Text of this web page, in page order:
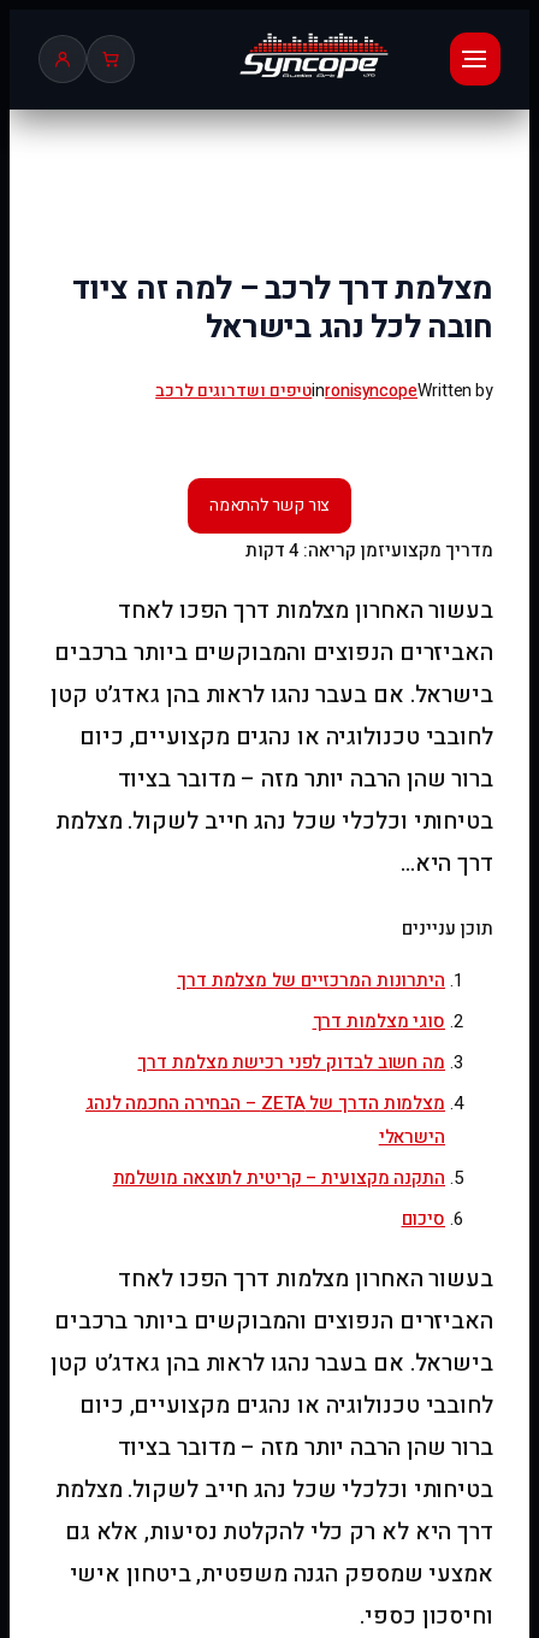
לדלג
מצלמת דרך לרכב – למה זה ציוד
חובה לכל נהג בישראל
Written by
ronisyncope
inטיפים ושדרוגים לרכב
מדריך מקצועיזמן קריאה: 4 דקות
בעשור האחרון מצלמות דרך הפכו לאחד
האביזרים הנפוצים והמבוקשים ביותר ברכבים
בישראל. אם בעבר נהגו לראות בהן גאדג’ט קטן
לחובבי טכנולוגיה או נהגים מקצועיים, כיום
ברור שהן הרבה יותר מזה – מדובר בציוד
בטיחותי וכלכלי שכל נהג חייב לשקול. מצלמת
דרך היא…
תוכן עניינים
היתרונות המרכזיים של מצלמת דרך
סוגי מצלמות דרך
מה חשוב לבדוק לפני רכישת מצלמת דרך
מצלמות הדרך של ZETA – הבחירה החכמה לנהג
הישראלי
התקנה מקצועית – קריטית לתוצאה מושלמת
סיכום
בעשור האחרון מצלמות דרך הפכו לאחד
האביזרים הנפוצים והמבוקשים ביותר ברכבים
בישראל. אם בעבר נהגו לראות בהן גאדג’ט קטן
לחובבי טכנולוגיה או נהגים מקצועיים, כיום
ברור שהן הרבה יותר מזה – מדובר בציוד
בטיחותי וכלכלי שכל נהג חייב לשקול. מצלמת
דרך היא לא רק כלי להקלטת נסיעות, אלא גם
אמצעי שמספק הגנה משפטית, ביטחון אישי
וחיסכון כספי.